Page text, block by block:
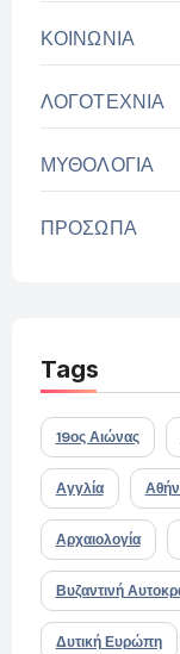
ΚΟΙΝΩΝΙΑ
ΛΟΓΟΤΕΧΝΙΑ
ΜΥΘΟΛΟΓΙΑ
ΠΡΟΣΩΠΑ
Tags
19ος Αιώνας
Αγγλία
Αρχαιολογία
Βυζαντινή
Δυτική Ευρώπη